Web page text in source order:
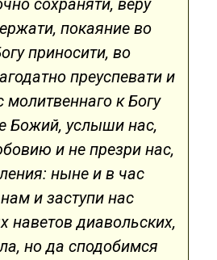
сохраняти, веру
покаяние во
приносити, во
преуспевати и
к Богу
Божий, услыши нас,
и не презри нас,
ныне и в час
и заступи нас
наветов диавольских,
но да сподобимся